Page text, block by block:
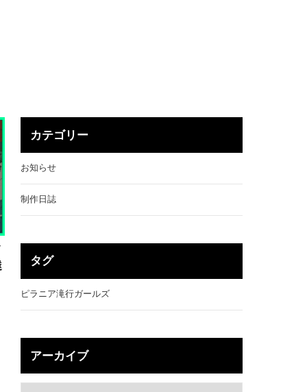
カテゴリー
お知らせ
制作日誌
タグ
ピラニア滝行ガールズ
アーカイブ